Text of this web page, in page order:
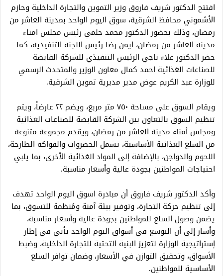
افتتح الدكتور شريف فاروق وزير التموين والتجارة الداخلية وحازم
الأشموني محافظ الشرقية، سوق اليوم الواحد بمدينة العاشر من
رمضان، وذلك بحضور الدكتور محمد حلمي رئيس مجلس امناء
مدينة العاشر من رمضان، ايمن رضا رئيس اللجنة التنفيذية، كما
حضر الدكتور علاء ناجي الرئيس التنفيذي للشركة القابضة
للصناعات الغذائية احمد كمال معاون الوزير والمتحدث الرسمي
للوزارة عبد الكريم عوض مدير مديرية تموين الشرقية.
ويقام السوق على مساحة ٧٥٠ متر مربع، ويضم ٢٢ عارضاً، ويتم
تنظيم السوق بالتعاون بين الشركة القابضة للصناعات الغذائية
ومجلس أمناء مدينة العاشر من رمضان، ويقدم مجموعة متنوعة
من السلع الغذائية الأساسية، تشمل الخضروات والفواكه الطازجة،
اللحوم والدواجن، بالإضافة إلى المواد الغذائية الأخرى، بما يلبي
احتياجات المواطنين بجودة عالية وأسعار مناسبة.
وأكد الدكتور شريف فاروق أن مبادرة اسوق اليوم الواحد تهدف
إلى تنظيم حركة التجارة، وتوفير بيئة آمنة ومُنظمة للتسوق، بما
يضمن وصول السلع للمواطنين بجودة عالية وأسعار مناسبة،
وأشار إلى أن التوسع في أسواق اليوم الواحد يأتي في إطار
إستراتيجية الوزارة لتعزيز البنية التحتية للتجارة الداخلية، وضبط
الأسواق، وتحقيق التوازن في الأسعار، وضمان توافر السلع
الأساسية للمواطنين.